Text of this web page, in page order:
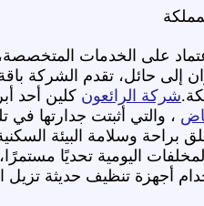
على الخدمات
إلى حائل، تقدم الشركة
شركة الرائعون كلين أحد
، والتي أثبتت جدارتها
براحة وسلامة البيئة
اليومية تحديًا
تنظيف حديثة تزيل